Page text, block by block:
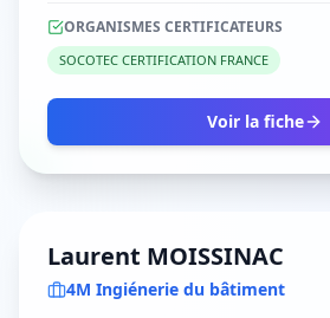
ORGANISMES CERTIFICATEURS
SOCOTEC CERTIFICATION FRANCE
Voir la fiche
Laurent MOISSINAC
4M Ingiénerie du bâtiment